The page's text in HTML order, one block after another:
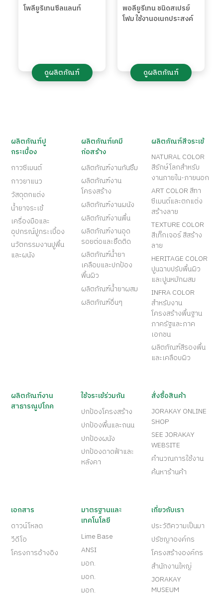
โพลียูริเทนซีลแลนท์
ดูผลิตภัณฑ์
พอลียูรีเทน ชนิดสเปรย์
โฟม ใช้งานอเนกประสงค์
ดูผลิตภัณฑ์
ผลิตภัณฑ์ปู
กระเบื้อง
กาวซีเมนต์
กาวยาแนว
วัสดุตกแต่ง
น้ำยาจระเข้
เครื่องมือและ
อุปกรณ์ปูกระเบื้อง
นวัตกรรมงานปูพื้น
และผนัง
ผลิตภัณฑ์เคมี
ก่อสร้าง
ผลิตภัณฑ์งานกันซึม
ผลิตภัณฑ์งาน
โครงสร้าง
ผลิตภัณฑ์งานผนัง
ผลิตภัณฑ์งานพื้น
ผลิตภัณฑ์งานอุด
รอยต่อและยึดติด
ผลิตภัณฑ์น้ำยา
เคลือบและปกป้อง
พื้นผิว
ผลิตภัณฑ์น้ำยาผสม
ผลิตภัณฑ์อื่นๆ
ผลิตภัณฑ์สีจระเข้
NATURAL COLOR
สีรักษ์โลกสำหรับ
งานภายใน-ภายนอก
ART COLOR สีทา
ซีเมนต์และตกแต่ง
สร้างลาย
TEXTURE COLOR
สีเท็กเจอร์ สีสร้าง
ลาย
HERITAGE COLOR
ปูนฉาบปรับพื้นผิว
และปูนหมักผสม
INFRA COLOR
สำหรับงาน
โครงสร้างพื้นฐาน
ภาครัฐและภาค
เอกชน
ผลิตภัณฑ์สีรองพื้น
และเคลือบผิว
ผลิตภัณฑ์งาน
สาธารณูปโภค
ใช้จระเข้ร่วมกัน
ปกป้องโครงสร้าง
ปกป้องพื้นและถนน
ปกป้องผนัง
ปกป้องดาดฟ้าและ
หลังคา
สั่งซื้อสินค้า
JORAKAY ONLINE
SHOP
SEE JORAKAY
WEBSITE
คำนวณการใช้งาน
ค้นหาร้านค้า
เอกสาร
ดาวน์โหลด
วีดีโอ
โครงการอ้างอิง
มาตรฐานและ
เทคโนโลยี
Lime Base
ANSI
มอก.
มอก.
มอก.
เกี่ยวกับเรา
ประวัติความเป็นมา
ปรัชญาองค์กร
โครงสร้างองค์กร
สำนักงานใหญ่
JORAKAY
MUSEUM